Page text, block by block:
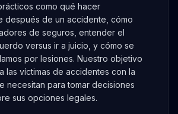
como qué hacer
después de un accidente, cómo
de seguros, entender el
versus ir a juicio, y cómo se
por lesiones. Nuestro objetivo
las víctimas de accidentes con la
necesitan para tomar decisiones
sus opciones legales.